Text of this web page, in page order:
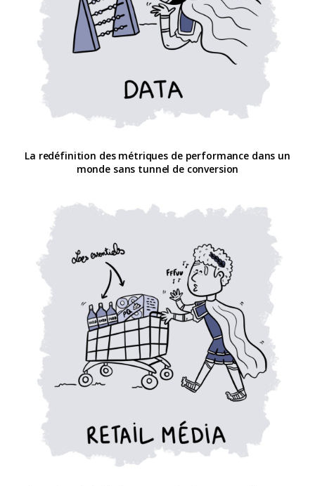
La redéfinition des métriques de performance dans un
monde sans tunnel de conversion